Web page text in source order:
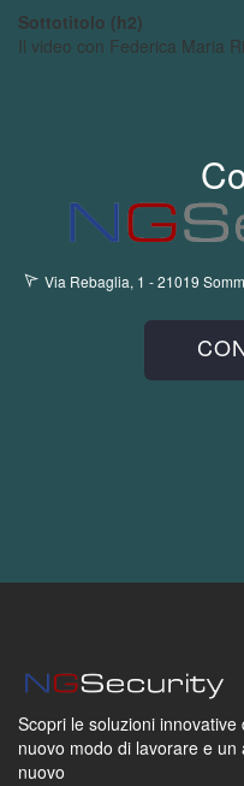
Sottotitolo (h2)
Il video con Federica Maria
Via Rebaglia, 1 - 21019
Scopri le soluzioni innovative
nuovo modo di lavorare e un
nuovo